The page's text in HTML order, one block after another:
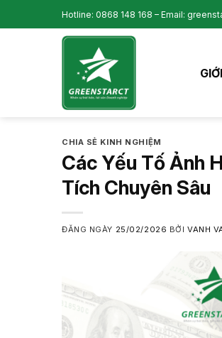
to
Hotline: 0868 148 168 – Email:
CHIA SẺ KINH NGHIỆM
Các Yếu Tố Ảnh
Tích Chuyên Sâu
ĐĂNG NGÀY 25/02/2026 BỞIVANH